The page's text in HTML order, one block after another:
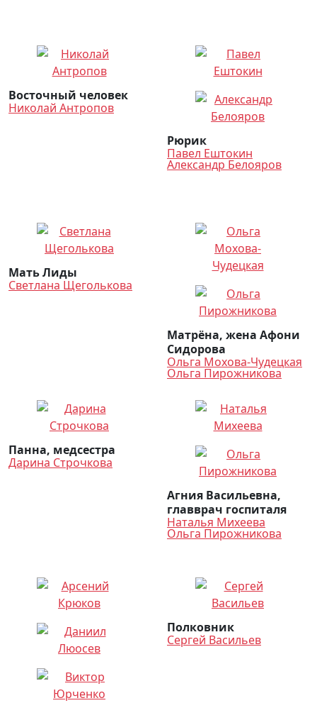
Восточный человек
Николай Антропов
Рюрик
Павел Ештокин
Александр Белояров
Мать Лиды
Светлана Щеголькова
Матрёна, жена Афони
Сидорова
Ольга Мохова-Чудецкая
Ольга Пирожникова
Панна, медсестра
Дарина Строчкова
Агния Васильевна,
главврач госпиталя
Наталья Михеева
Ольга Пирожникова
Полковник
Сергей Васильев